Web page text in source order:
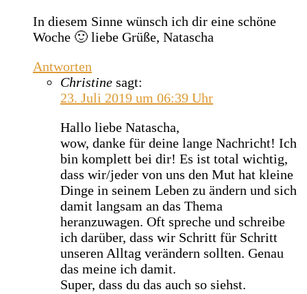
In diesem Sinne wünsch ich dir eine schöne
Woche 🙂 liebe Grüße, Natascha
Antworten
Christine sagt:
23. Juli 2019 um 06:39 Uhr
Hallo liebe Natascha,
wow, danke für deine lange Nachricht! Ich
bin komplett bei dir! Es ist total wichtig,
dass wir/jeder von uns den Mut hat kleine
Dinge in seinem Leben zu ändern und sich
damit langsam an das Thema
heranzuwagen. Oft spreche und schreibe
ich darüber, dass wir Schritt für Schritt
unseren Alltag verändern sollten. Genau
das meine ich damit.
Super, dass du das auch so siehst.